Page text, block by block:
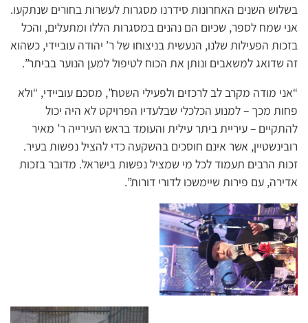
בשלוש השנים האחרונות סידרנו מסגרות לעשרות בחורים שנתקעו.
אני שמח לספר, שכיום הם נהנים במסגרות הללו ומתעלים, והכל
בזכות הפעילות שלנו, הנעשית בניצוחו של ר’ יהודה עוביידי, כשהוא
זה שדואג למשאבים ונותן את הכוח לטיפול למען הנוער בביתר”.
“אני מודה מקרב לב לרכזים ולפעילי השטח”, מסכם עוביידי, “ולא
פחות מכך – למנוע הכלכלי שבלעדיו הפרויקט לא היה יכול
להתקיים – עיריית ביתר עילית והעומד בראש העירייה ר’ מאיר
רובינשטיין, אשר אינם חוסכים בהשקעה כדי להציל נפשות בעיר.
זכות הרבים תעמוד לכל מי שמציל נפשות בישראל. מדובר בזכות
אדירה, עם פירות שיימשכו לדורי דורות”.